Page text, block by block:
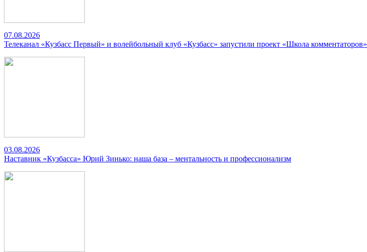
07.08.2026
Телеканал «Кузбасс Первый» и волейбольный клуб «Кузбасс» запустили проект «Школа комментаторов»
03.08.2026
Наставник «Кузбасса» Юрий Зинько: наша база – ментальность и профессионализм